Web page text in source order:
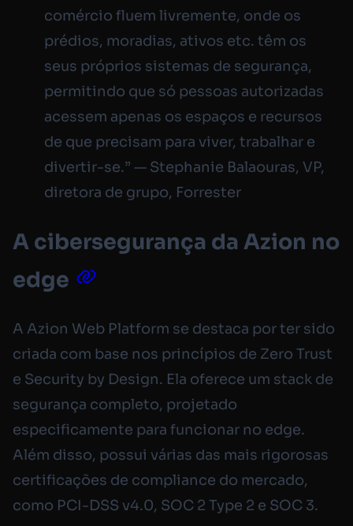
comércio fluem livremente, onde os
prédios, moradias, ativos etc. têm os
seus próprios sistemas de segurança,
permitindo que só pessoas autorizadas
acessem apenas os espaços e recursos
de que precisam para viver, trabalhar e
divertir-se.” — Stephanie Balaouras, VP,
diretora de grupo, Forrester
A cibersegurança da Azion no
edge
A Azion Web Platform se destaca por ter sido
criada com base nos princípios de Zero Trust
e Security by Design. Ela oferece um stack de
segurança completo, projetado
especificamente para funcionar no edge.
Além disso, possui várias das mais rigorosas
certificações de compliance do mercado,
como PCI-DSS v4.0, SOC 2 Type 2 e SOC 3.